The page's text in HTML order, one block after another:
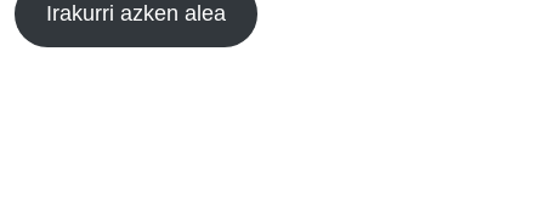
Irakurri azken alea